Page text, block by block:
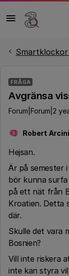
FRÅGA
Avgränsa
Forum|Forum|2
R Robert Arcini
Hejsan.
Är på semester
bör kunna
på ett nät från
Kroatien. Detta
där.
Skulle det vara
Bosnien?
Vill inte riskera
inte kan styra